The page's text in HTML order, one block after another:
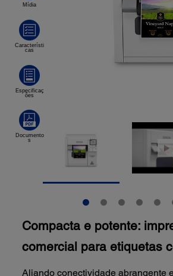
Compacta e potente:
comercial para etiquetas
Aliando conectividade abrangente